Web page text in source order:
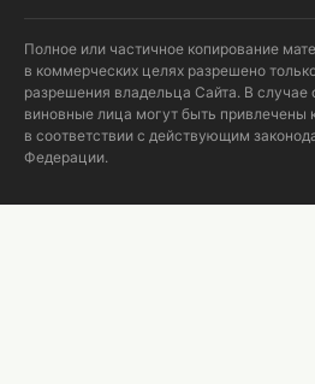
Полное или частичное копирование
в коммерческих целях разрешено
разрешения владельца Сайта. В
виновные лица могут быть привлечены
в соответствии с действующим
Федерации.